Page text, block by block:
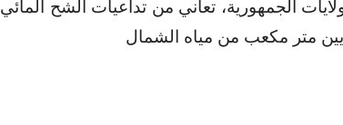
الجمهورية، تعاني من تداعيات الشح المائي